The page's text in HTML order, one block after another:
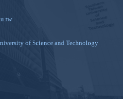
of Science and Technology